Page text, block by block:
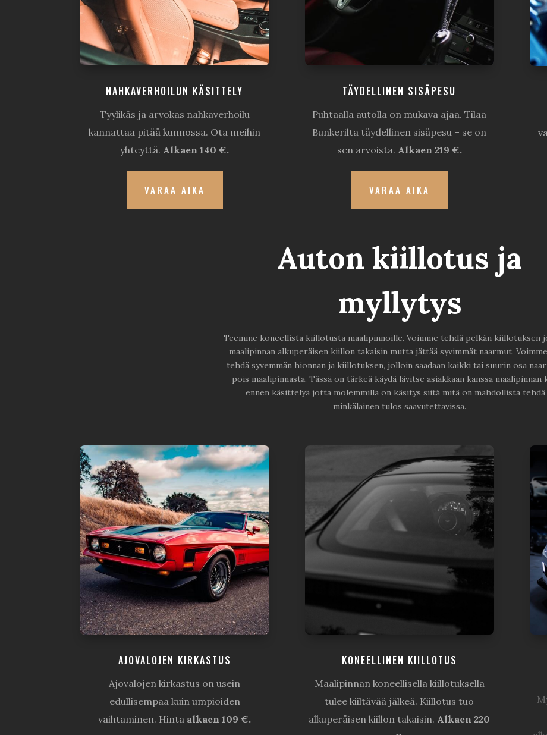
NAHKAVERHOILUN KÄSITTELY
Tyylikäs ja arvokas nahkaverhoilu
kannattaa pitää kunnossa. Ota meihin
yhteyttä. Alkaen 140 €.
VARAA AIKA
TÄYDELLINEN SISÄPESU
Puhtaalla autolla on mukava ajaa. Tilaa
Bunkerilta täydellinen sisäpesu – se on
sen arvoista. Alkaen 219 €.
VARAA AIKA
Auton kiillotus ja
myllytys
Teemme koneellista kiillotusta maalipinnoille. Voimme tehdä pelkän kiillotuksen
maalipinnan alkuperäisen kiillon takaisin mutta jättää syvimmät naarmut.
tehdä syvemmän hionnan ja kiillotuksen, jolloin saadaan kaikki tai suurin osa
pois maalipinnasta. Tässä on tärkeä käydä lävitse asiakkaan kanssa maalipinnan
ennen käsittelyä jotta molemmilla on käsitys siitä mitä on mahdollista tehdä
minkälainen tulos saavutettavissa.
AJOVALOJEN KIRKASTUS
Ajovalojen kirkastus on usein
edullisempaa kuin umpioiden
vaihtaminen. Hinta alkaen 109 €.
KONEELLINEN KIILLOTUS
Maalipinnan koneellisella kiillotuksella
tulee kiiltävää jälkeä. Kiillotus tuo
alkuperäisen kiillon takaisin. Alkaen 220